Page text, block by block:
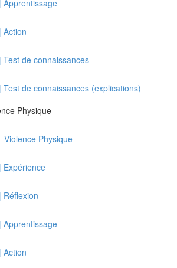
Apprentissage
Action
Test de connaissances
Test de connaissances (explications)
Physique
Violence Physique
Expérience
Réflexion
Apprentissage
Action